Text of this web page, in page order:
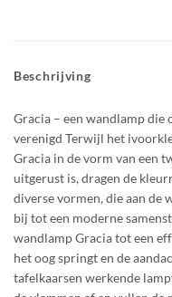
Beschrijving
Gracia – een wandlamp die
verenigd Terwijl het
Gracia in de vorm van een
uitgerust is, dragen de
diverse vormen, die aan de
bij tot een moderne
wandlamp Gracia tot een
het oog springt en de
tafelkaarsen werkende